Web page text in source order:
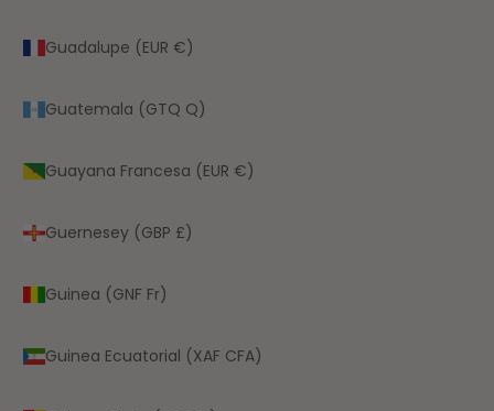
Guadalupe (EUR €)
Guatemala (GTQ Q)
Guayana Francesa (EUR €)
Guernesey (GBP £)
Guinea (GNF Fr)
Guinea Ecuatorial (XAF CFA)